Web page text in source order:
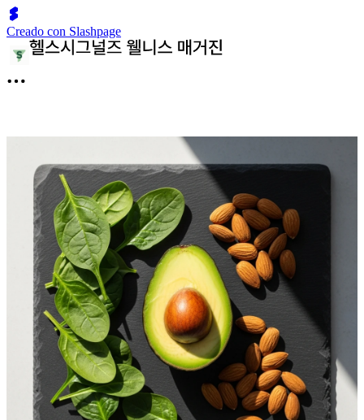
Creado con Slashpage